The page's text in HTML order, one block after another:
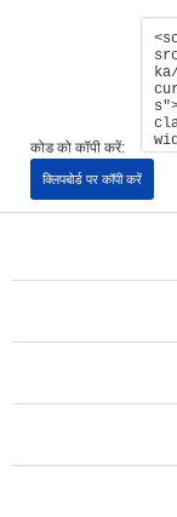
कोड को कॉपी करें:
क्लिपबोर्ड पर कॉपी करें